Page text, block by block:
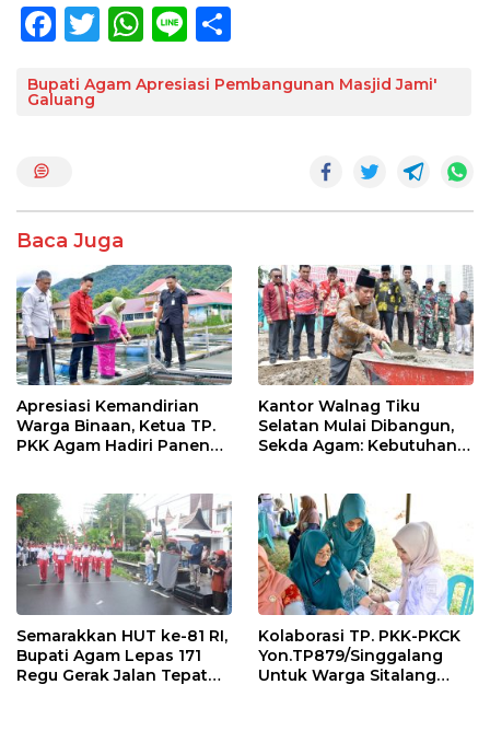
F
e
o
k
T
itt
W
at
p
Li
e ar
Bupati Agam Apresiasi Pembangunan Masjid Jami'
Galuang
Baca Juga
Apresiasi Kemandirian
Warga Binaan, Ketua TP.
PKK Agam Hadiri Panen
Kantor Walnag Tiku
Selatan Mulai Dibangun,
Sekda Agam: Kebutuhan
Semarakkan HUT ke-81 RI,
Bupati Agam Lepas 171
Regu Gerak Jalan Tepat
Kolaborasi TP. PKK-PKCK
Yon.TP879/Singgalang
Untuk Warga Sitalang